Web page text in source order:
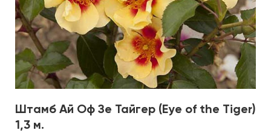
Штамб Ай Оф Зе Тайгер (Eye of the Tiger)
1,3 м.